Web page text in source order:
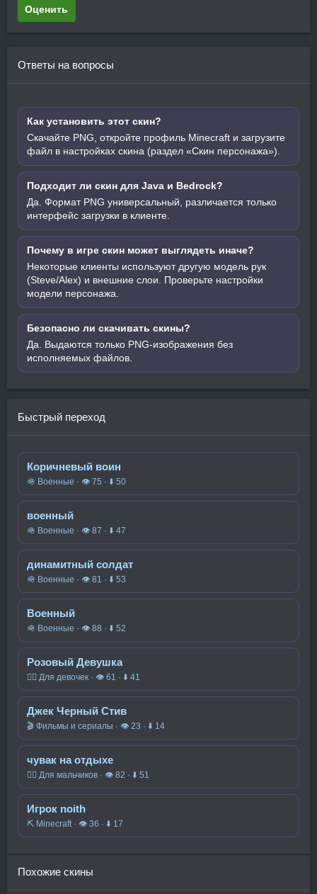
Оценить
Ответы на вопросы
Как установить этот скин?
Скачайте PNG, откройте профиль Minecraft и загрузите
файл в настройках скина (раздел «Скин персонажа»).
Подходит ли скин для Java и Bedrock?
Да. Формат PNG универсальный, различается только
интерфейс загрузки в клиенте.
Почему в игре скин может выглядеть иначе?
Некоторые клиенты используют другую модель рук
(Steve/Alex) и внешние слои. Проверьте настройки
модели персонажа.
Безопасно ли скачивать скины?
Да. Выдаются только PNG-изображения без
исполняемых файлов.
Быстрый переход
Коричневый воин
🪖 Военные · 👁 75 · ⬇ 50
военный
🪖 Военные · 👁 87 · ⬇ 47
динамитный солдат
🪖 Военные · 👁 81 · ⬇ 53
Военный
🪖 Военные · 👁 88 · ⬇ 52
Розовый Девушка
🧍‍♀️ Для девочек · 👁 61 · ⬇ 41
Джек Черный Стив
🎬 Фильмы и сериалы · 👁 23 · ⬇ 14
чувак на отдыхе
🧍‍♂️ Для мальчиков · 👁 82 · ⬇ 51
Игрок noith
⛏️ Minecraft · 👁 36 · ⬇ 17
Похожие скины